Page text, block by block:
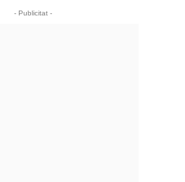
- Publicitat -